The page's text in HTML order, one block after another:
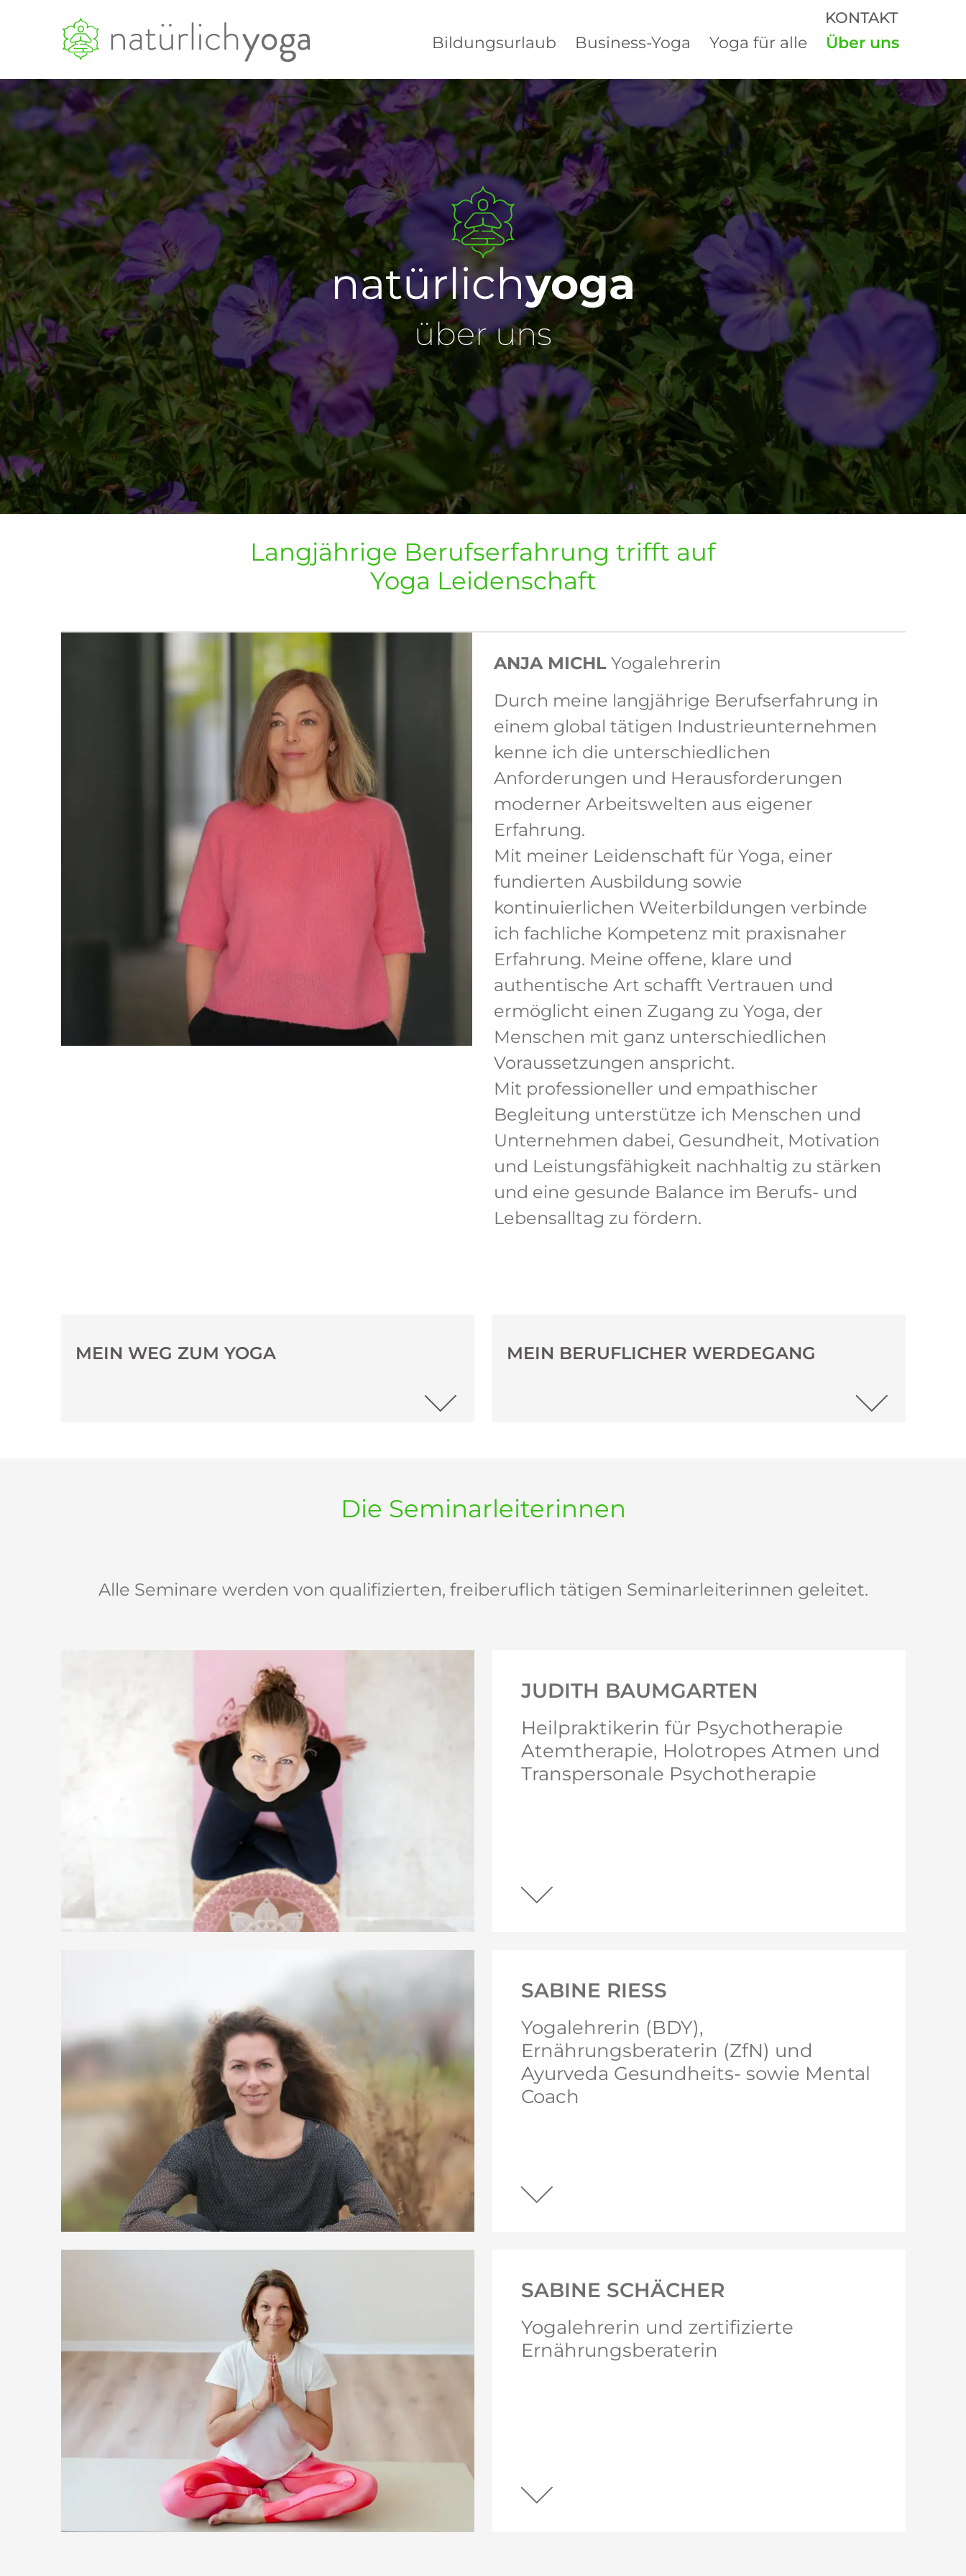
Bildungsurlaub Business-Yoga Yoga für alle Über uns
KONTAKT
natürlichyoga
über uns
Langjährige Berufserfahrung trifft auf
Yoga Leidenschaft
ANJA MICHL Yogalehrerin
Durch meine langjährige Berufserfahrung in
einem global tätigen Industrieunternehmen
kenne ich die unterschiedlichen
Anforderungen und Herausforderungen
moderner Arbeitswelten aus eigener
Erfahrung.
Mit meiner Leidenschaft für Yoga, einer
fundierten Ausbildung sowie
kontinuierlichen Weiterbildungen verbinde
ich fachliche Kompetenz mit praxisnaher
Erfahrung. Meine offene, klare und
authentische Art schafft Vertrauen und
ermöglicht einen Zugang zu Yoga, der
Menschen mit ganz unterschiedlichen
Voraussetzungen anspricht.
Mit professioneller und empathischer
Begleitung unterstütze ich Menschen und
Unternehmen dabei, Gesundheit, Motivation
und Leistungsfähigkeit nachhaltig zu stärken
und eine gesunde Balance im Berufs- und
Lebensalltag zu fördern.
MEIN WEG ZUM YOGA MEIN BERUFLICHER WERDEGANG
Die Seminarleiterinnen
Alle Seminare werden von qualifizierten, freiberuflich tätigen Seminarleiterinnen geleitet.
JUDITH BAUMGARTEN
Heilpraktikerin für Psychotherapie
Atemtherapie, Holotropes Atmen und
Transpersonale Psychotherapie
SABINE RIESS
Yogalehrerin (BDY),
Ernährungsberaterin (ZfN) und
Ayurveda Gesundheits- sowie Mental
Coach
SABINE SCHÄCHER
Yogalehrerin und zertifizierte
Ernährungsberaterin